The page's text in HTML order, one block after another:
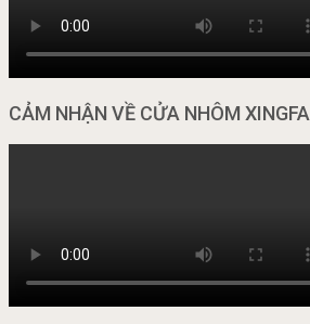
CẢM NHẬN VỀ CỬA NHÔM XINGFA